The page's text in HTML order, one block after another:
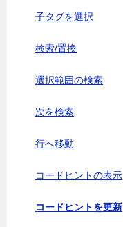
子タグを選択
検索/置換
選択範囲の検索
次を検索
行へ移動
コードヒントの表示
コードヒントを更新